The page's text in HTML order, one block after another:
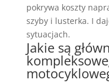
pokrywa koszty
szyby i lusterka. I
sytuacjach.
Jakie są